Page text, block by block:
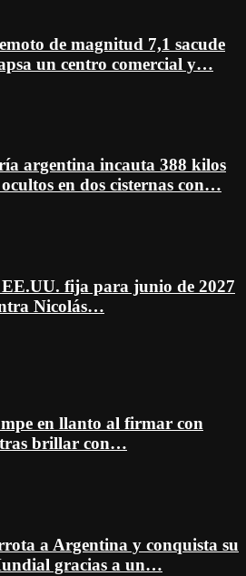
de magnitud 7,1 sacude
un centro comercial y…
argentina incauta 388 kilos
en dos cisternas con…
fija para junio de 2027
Nicolás…
en llanto al firmar con
brillar con…
a Argentina y conquista su
gracias a un…